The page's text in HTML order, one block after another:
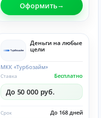
Оформить
Деньги на любые
цели
МКК «Турбозайм»
Бесплатно
Ставка
До 50 000 руб.
До 168 дней
Срок